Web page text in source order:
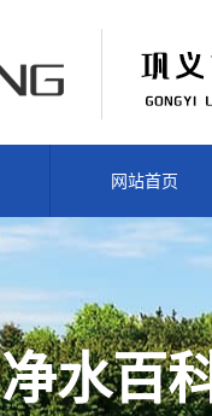
网站首页
净水百